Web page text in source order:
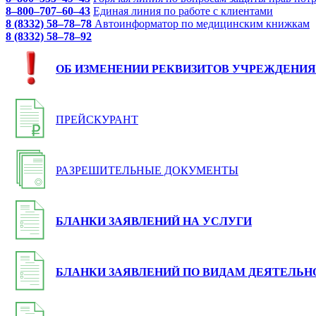
8–800–707–60–43 Единая линия по работе с клиентами
8 (8332) 58–78–78 Автоинформатор по медицинским книжкам
8 (8332) 58–78–92
ОБ ИЗМЕНЕНИИ РЕКВИЗИТОВ УЧРЕЖДЕНИЯ
ПРЕЙСКУРАНТ
РАЗРЕШИТЕЛЬНЫЕ ДОКУМЕНТЫ
БЛАНКИ ЗАЯВЛЕНИЙ НА УСЛУГИ
БЛАНКИ ЗАЯВЛЕНИЙ ПО ВИДАМ